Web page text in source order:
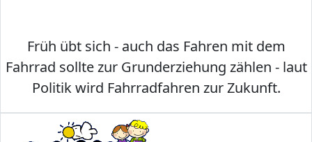
Früh übt sich - auch das Fahren mit dem
Fahrrad sollte zur Grunderziehung zählen - laut
Politik wird Fahrradfahren zur Zukunft.